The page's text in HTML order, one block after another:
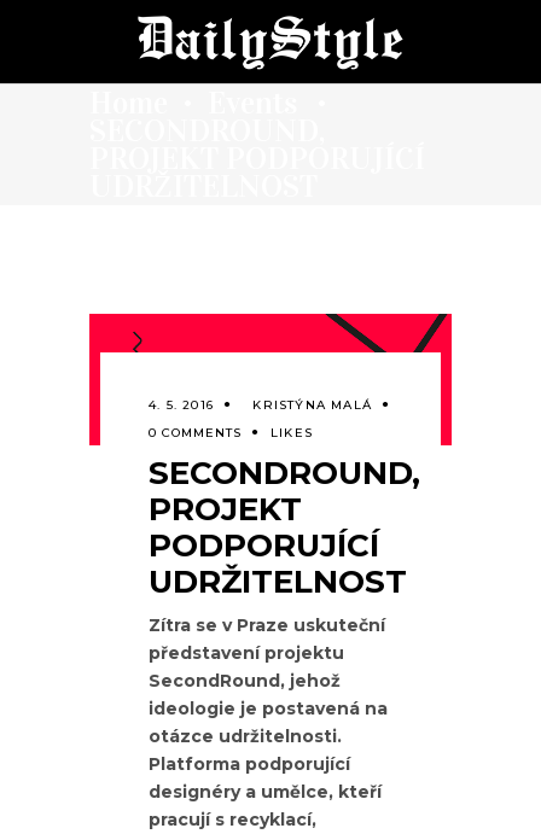
4. 5. 2016
KRISTÝNA MALÁ
0 COMMENTS
LIKES
SECONDROUND,
PROJEKT
PODPORUJÍCÍ
UDRŽITELNOST
Zítra se v Praze uskuteční
představení projektu
SecondRound, jehož
ideologie je postavená na
otázce udržitelnosti.
Platforma podporující
designéry a umělce, kteří
pracují s recyklací,